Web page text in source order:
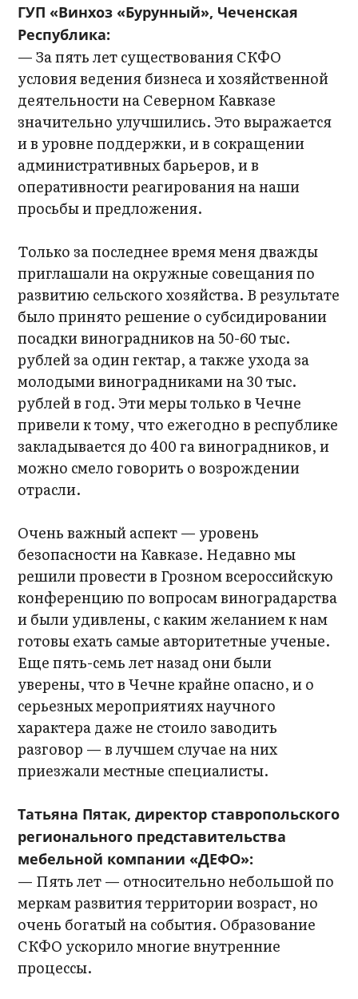
ГУП «Винхоз «Бурунный», Чеченская
Республика:
— За пять лет существования СКФО
условия ведения бизнеса и хозяйственной
деятельности на Северном Кавказе
значительно улучшились. Это выражается
и в уровне поддержки, и в сокращении
административных барьеров, и в
оперативности реагирования на наши
просьбы и предложения.
Только за последнее время меня дважды
приглашали на окружные совещания по
развитию сельского хозяйства. В результате
было принято решение о субсидировании
посадки виноградников на 50-60 тыс.
рублей за один гектар, а также ухода за
молодыми виноградниками на 30 тыс.
рублей в год. Эти меры только в Чечне
привели к тому, что ежегодно в республике
закладывается до 400 га виноградников, и
можно смело говорить о возрождении
отрасли.
Очень важный аспект — уровень
безопасности на Кавказе. Недавно мы
решили провести в Грозном всероссийскую
конференцию по вопросам виноградарства
и были удивлены, с каким желанием к нам
готовы ехать самые авторитетные ученые.
Еще пять-семь лет назад они были
уверены, что в Чечне крайне опасно, и о
серьезных мероприятиях научного
характера даже не стоило заводить
разговор — в лучшем случае на них
приезжали местные специалисты.
Татьяна Пятак, директор ставропольского
регионального представительства
мебельной компании «ДЕФО»:
— Пять лет — относительно небольшой по
меркам развития территории возраст, но
очень богатый на события. Образование
СКФО ускорило многие внутренние
процессы.